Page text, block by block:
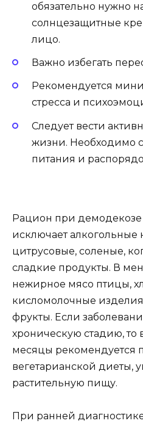
обязательно нужно
солнцезащитные
лицо.
Важно избегать
Рекомендуется
стресса и
Следует вести
жизни. Необходимо
питания и
Рацион при
исключает алкогольные
цитрусовые, соленые,
сладкие продукты. В
нежирное мясо птицы,
кисломолочные
фрукты. Если
хроническую стадию, то
месяцы рекомендуется
вегетарианской диеты,
растительную пищу.
При ранней